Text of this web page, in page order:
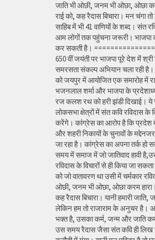
जाति भी ओछी, जनम भी ओछा, ओछा
राई को, कह रैदास बिचारा। मन चंगा
साहिब में भी 41 वाणियों के शब्द। संत
आम लोगों तक पहुंचना जरूरी। भाजपा
कर सकती है।
650 वीं जयंती पर भाजपा पूरे देश में श्री
समरसता संकल्प अभियान चला रही
को जयपुर में आयोजित एक समारोह में
भजनलाल शर्मा और भाजपा के
रज कलश रथ को हरी झंडी दिखाई।
लोकसभा क्षेत्रों में संत कवि रविदास के
करेंगे। कांग्रेस का आरोप है कि प्रदेश में
और शहरी निकायों के चुनावों के
जा रहा है। कांग्रेस का अपना तर्क हो
समय में समाज में जो जातिवाद हावी
रविदास के विचारों से ही किया जा
को जो वातावरण था उसी में चर्मकार
ओछी, जनम भी ओछा, ओछा करम हारा।
कह रैदास बिचारा। यानी हमारी
लेकिन हम तो राजाराम के अनुचर है।
भक्त है, उसका कर्म, जन्म और जाति
उस समय रैदास जैसा संत कवि ही लिख